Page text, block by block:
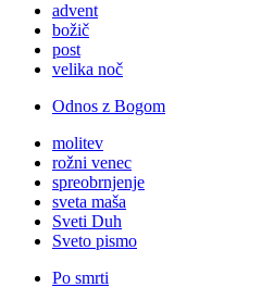
advent
božič
post
velika noč
Odnos z Bogom
molitev
rožni venec
spreobrnjenje
sveta maša
Sveti Duh
Sveto pismo
Po smrti